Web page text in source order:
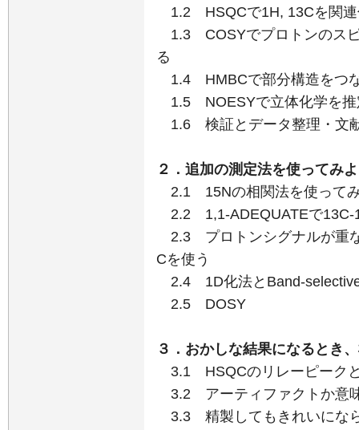
1.2 HSQCで1H, 13Cを関
1.3 COSYでプロトンのス
る
1.4 HMBCで部分構造をつ
1.5 NOESYで立体化学を推
1.6 検証とデータ整理・文
２．追加の測定法を使ってみ
2.1 15Nの相関法を使って
2.2 1,1-ADEQUATEで13C-
2.3 プロトンシグナルが重
Cを使う
2.4 1D化法とBand-
2.5 DOSY
３．おかしな結果になるとき
3.1 HSQCのリレーピーク
3.2 アーティファクトか意
3.3 精製してもきれいにな